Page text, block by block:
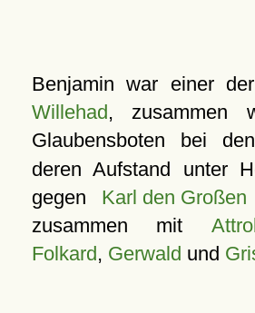
Benjamin war einer
Willehad, zusammen
Glaubensboten bei
deren Aufstand unter
gegen Karl den Großen
zusammen mit
Folkard, Gerwald und